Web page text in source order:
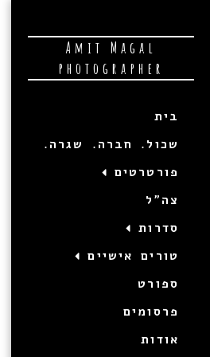
Amit Magal
photographer
בית
שכול. חברה. שגרה.
פורטרטים
צה"ל
סדרות
טורים אישיים
ספורט
פרסומים
אודות